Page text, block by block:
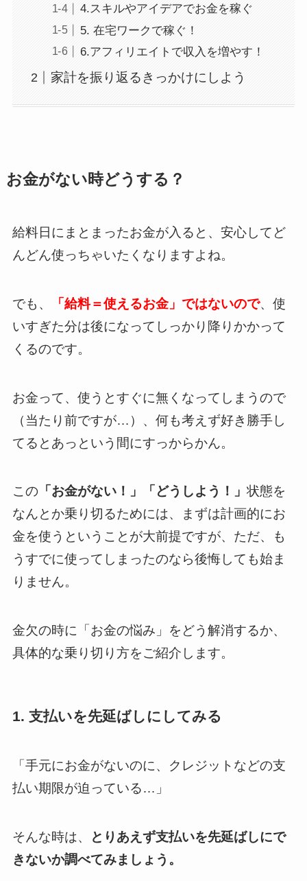
4.スキルやアイデアでお金を稼ぐ
5. 在宅ワークで稼ぐ！
6.アフィリエイトで収入を増やす！
家計を振り返るきっかけにしよう
お金がない時どうする？
給料日にまとまったお金が入ると、安心してど
んどん使っちゃいたくなりますよね。
でも、 「給料＝使えるお金」ではないので、使
いすぎた分は後になってしっかり降りかかって
くるのです。
お金って、使うとすぐに無くなってしまうので
（当たり前ですが…）、何も考えず好き勝手し
てるとあっという間にすっからかん。
この「お金がない！」「どうしよう！」 状態を
なんとか乗り切るためには、まずは計画的にお
金を使うということが大前提ですが、ただ、も
うすでに使ってしまったのなら後悔しても始ま
りません。
金欠の時に「お金の悩み」をどう解消するか、
具体的な乗り切り方をご紹介します。
1. 支払いを先延ばしにしてみる
「手元にお金がないのに、クレジットなどの支
払い期限が迫っている…」
そんな時は、
とりあえず支払いを先延ばしにで
きないか調べてみましょう。